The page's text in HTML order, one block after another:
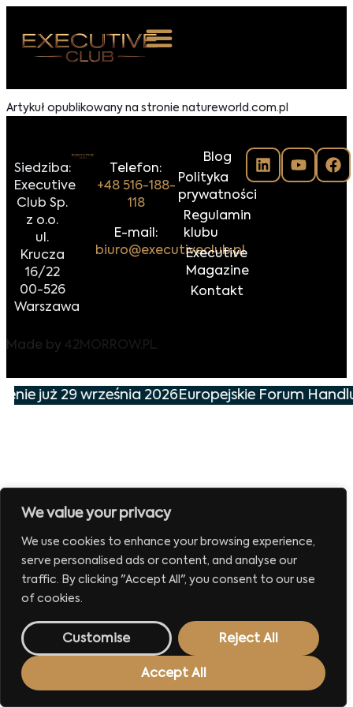
We value your privacy
We use cookies to enhance your browsing experience,
serve personalised ads or content, and analyse our
traffic. By clicking "Accept All", you consent to our use
of cookies.
Customise Reject All
Accept All
NAS
ROOM
DO NAS
Artykuł opublikowany na stronie natureworld.com.pl
Siedziba:
Executive
Club Sp.
z o.o.
ul.
Krucza
16/22
00-526
Warszawa
Telefon:
+48 516-188-
118
E-mail:
biuro@executiveclub.pl
Blog
Polityka
prywatności
Regulamin
klubu
Executive
Magazine
Kontakt
Made by 42MORROW.PL
już 29 września 2026Europejskie Forum